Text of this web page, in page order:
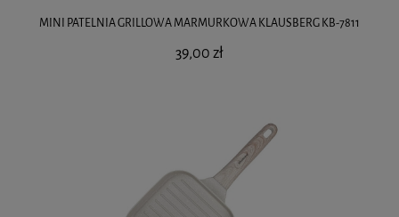
MINI PATELNIA GRILLOWA MARMURKOWA KLAUSBERG KB-7811
39,00 zł